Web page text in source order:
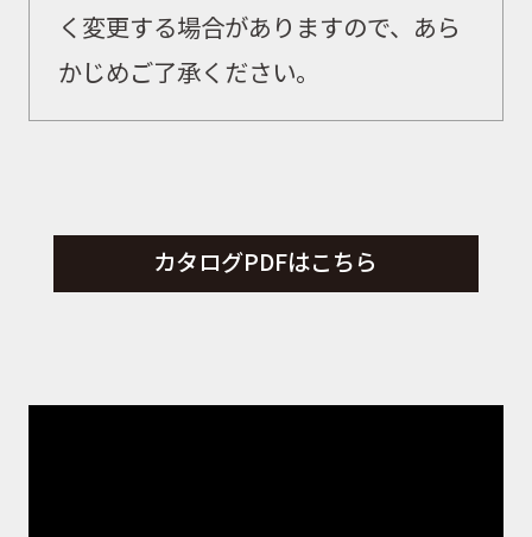
会社概要
く変更する場合がありますので、あら
かじめご了承ください。
カタログPDFはこちら